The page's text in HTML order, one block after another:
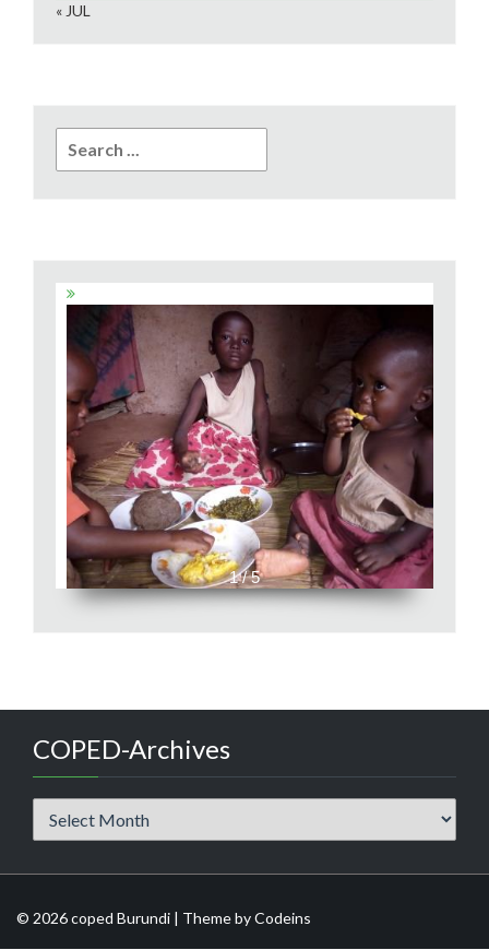
« JUL
for:
1 / 5
COPED-Archives
Archives
© 2026 coped Burundi | Theme byCodeins